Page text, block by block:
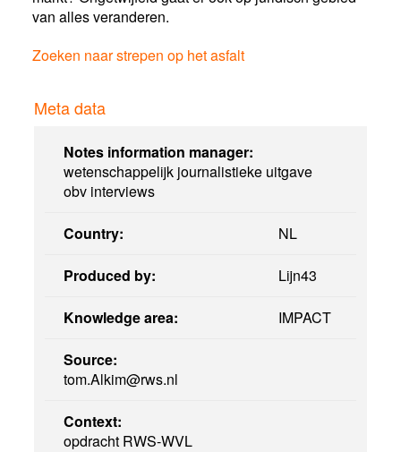
van alles veranderen.
Zoeken naar strepen op het asfalt
Meta data
Notes information manager:
wetenschappelijk journalistieke uitgave
obv interviews
Country: NL
Produced by: Lijn43
Knowledge area: IMPACT
Source:
tom.Alkim@rws.nl
Context:
opdracht RWS-WVL